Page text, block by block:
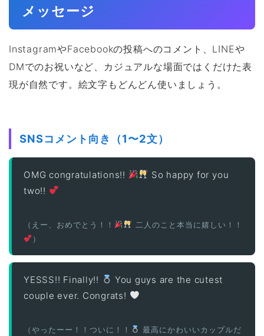
メッセージ
InstagramやFacebookの投稿へのコメント、LINEや
DMでのお祝いなど、カジュアルな場面ではくだけた表
現が自然です。絵文字もどんどん使いましょう。
SNSコメント向き（1〜2文）
OMG congratulations!!
So happy for you
two!!
（えー、おめでとう！！
二人のこと本当に嬉しい！！
）
YESSS!! Finally!!
You guys are the cutest
couple ever. Congrats!
（やったーー！！ついに！！
最高にかわいいカップルだ